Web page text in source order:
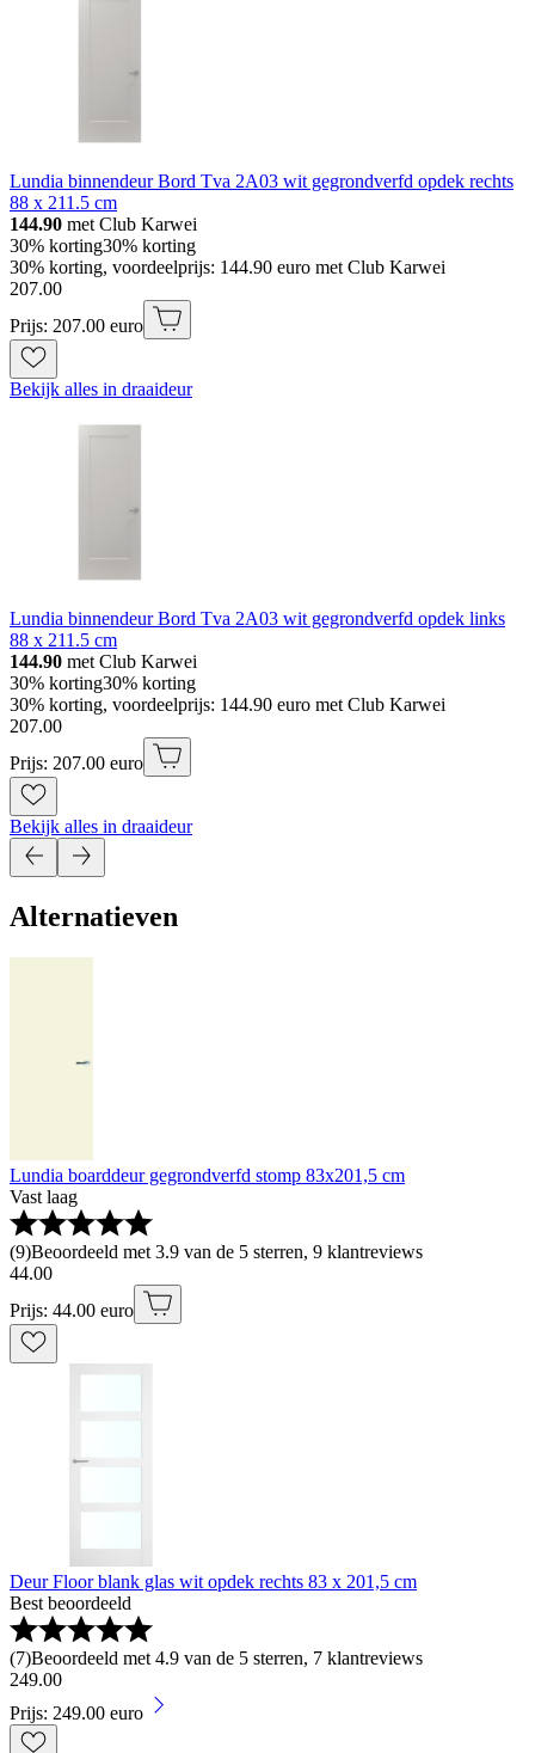
Lundia binnendeur Bord Tva 2A03 wit gegrondverfd opdek rechts
88 x 211.5 cm
144.90 met Club Karwei
30% korting30% korting
30% korting, voordeelprijs: 144.90 euro met Club Karwei
207.00
Prijs: 207.00 euro
Bekijk alles in draaideur
Lundia binnendeur Bord Tva 2A03 wit gegrondverfd opdek links
88 x 211.5 cm
144.90 met Club Karwei
30% korting30% korting
30% korting, voordeelprijs: 144.90 euro met Club Karwei
207.00
Prijs: 207.00 euro
Bekijk alles in draaideur
Alternatieven
Lundia boarddeur gegrondverfd stomp 83x201,5 cm
Vast laag
(9)Beoordeeld met 3.9 van de 5 sterren, 9 klantreviews
44.00
Prijs: 44.00 euro
Deur Floor blank glas wit opdek rechts 83 x 201,5 cm
Best beoordeeld
(7)Beoordeeld met 4.9 van de 5 sterren, 7 klantreviews
249.00
Prijs: 249.00 euro